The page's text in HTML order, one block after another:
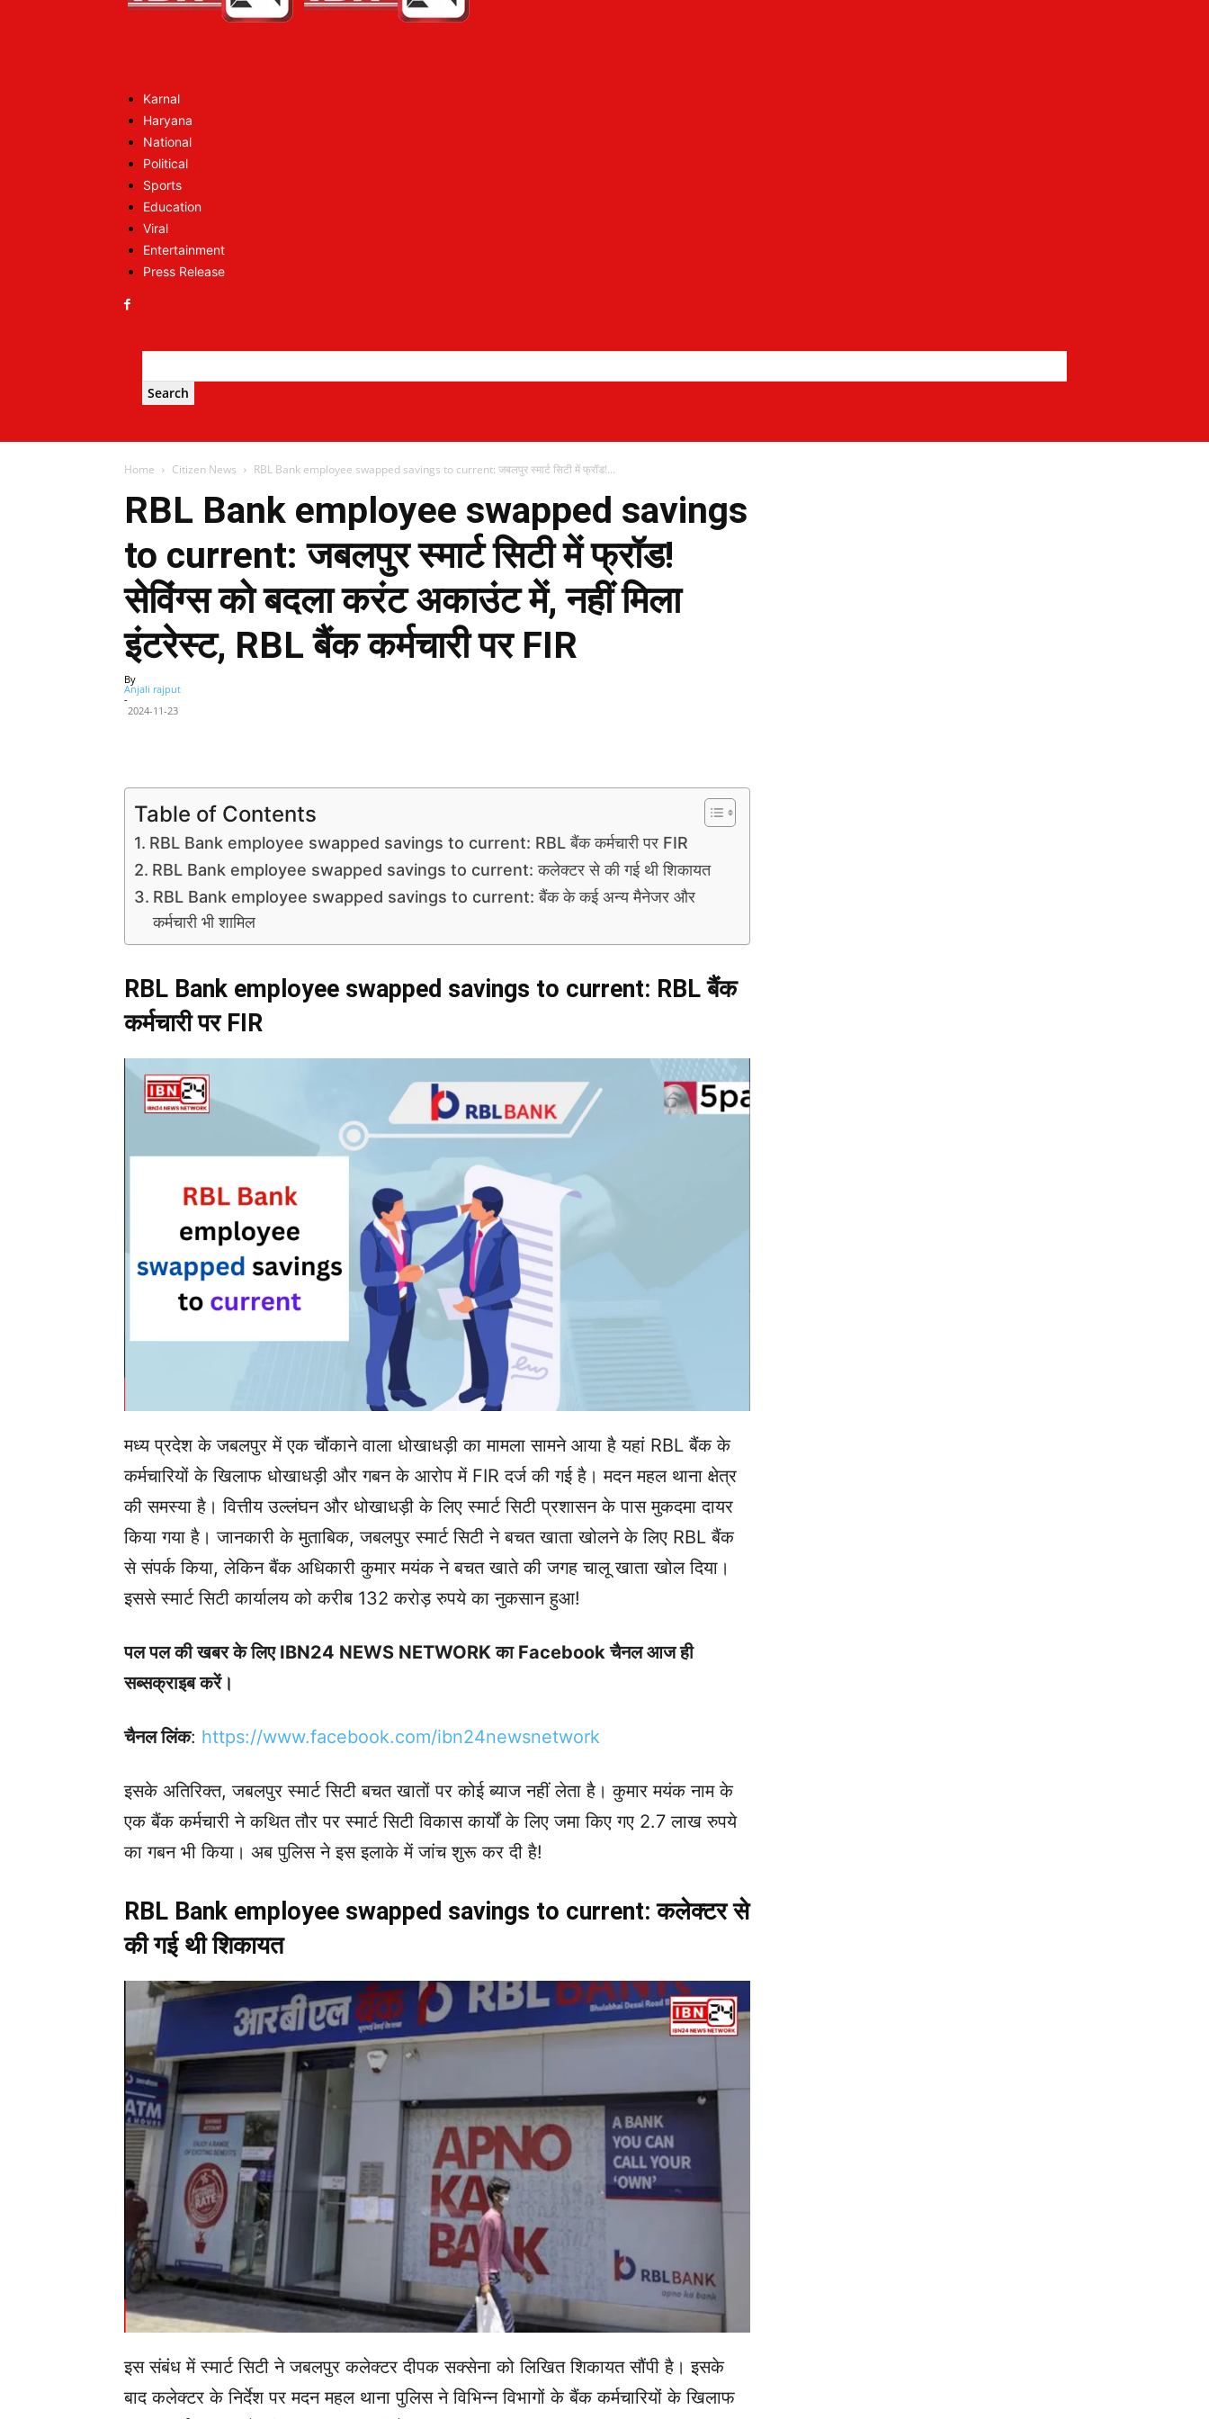
Karnal
Haryana
National
Political
Sports
Education
Viral
Entertainment
Press Release
Home Citizen News RBL Bank employee swapped savings to current: जबलपुर स्मार्ट सिटी में फ्रॉड!...
RBL Bank employee swapped savings
to current: जबलपुर स्मार्ट सिटी में फ्रॉड!
सेविंग्स को बदला करंट अकाउंट में, नहीं मिला
इंटरेस्ट, RBL बैंक कर्मचारी पर FIR
By
Anjali rajput
-
2024-11-23
Table of Contents
RBL Bank employee swapped savings to current: RBL बैंक कर्मचारी पर FIR
RBL Bank employee swapped savings to current: कलेक्टर से की गई थी शिकायत
RBL Bank employee swapped savings to current: बैंक के कई अन्य मैनेजर और
कर्मचारी भी शामिल
RBL Bank employee swapped savings to current: RBL बैंक
कर्मचारी पर FIR
मध्य प्रदेश के जबलपुर में एक चौंकाने वाला धोखाधड़ी का मामला सामने आया है यहां RBL बैंक के
कर्मचारियों के खिलाफ धोखाधड़ी और गबन के आरोप में FIR दर्ज की गई है। मदन महल थाना क्षेत्र
की समस्या है। वित्तीय उल्लंघन और धोखाधड़ी के लिए स्मार्ट सिटी प्रशासन के पास मुकदमा दायर
किया गया है। जानकारी के मुताबिक, जबलपुर स्मार्ट सिटी ने बचत खाता खोलने के लिए RBL बैंक
से संपर्क किया, लेकिन बैंक अधिकारी कुमार मयंक ने बचत खाते की जगह चालू खाता खोल दिया।
इससे स्मार्ट सिटी कार्यालय को करीब 132 करोड़ रुपये का नुकसान हुआ!
पल पल की खबर के लिए IBN24 NEWS NETWORK का Facebook चैनल आज ही
सब्सक्राइब करें।
चैनल लिंक: https://www.facebook.com/ibn24newsnetwork
इसके अतिरिक्त, जबलपुर स्मार्ट सिटी बचत खातों पर कोई ब्याज नहीं लेता है। कुमार मयंक नाम के
एक बैंक कर्मचारी ने कथित तौर पर स्मार्ट सिटी विकास कार्यों के लिए जमा किए गए 2.7 लाख रुपये
का गबन भी किया। अब पुलिस ने इस इलाके में जांच शुरू कर दी है!
RBL Bank employee swapped savings to current: कलेक्टर से
की गई थी शिकायत
इस संबंध में स्मार्ट सिटी ने जबलपुर कलेक्टर दीपक सक्सेना को लिखित शिकायत सौंपी है। इसके
बाद कलेक्टर के निर्देश पर मदन महल थाना पुलिस ने विभिन्न विभागों के बैंक कर्मचारियों के खिलाफ